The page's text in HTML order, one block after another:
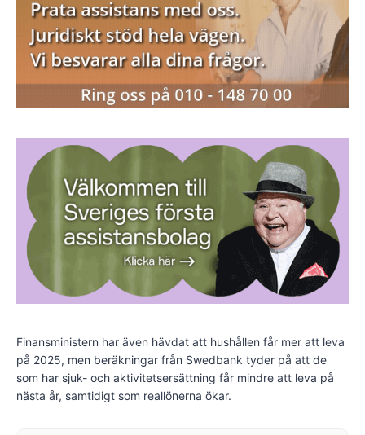
Finansministern har även hävdat att hushållen får mer att leva
på 2025, men beräkningar från Swedbank tyder på att de
som har sjuk- och aktivitetsersättning får mindre att leva på
nästa år, samtidigt som reallönerna ökar.